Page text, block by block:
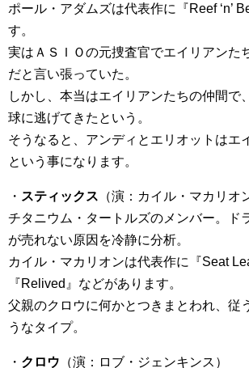
ポール・アダムズは代表作に『Reef ‘n’
す。
実はＡＳＩＯの元捜査官でエイリアンた
だと言い張っていた。
しかし、本当はエイリアンたちの仲間で
球に逃げてきたという。
そうなると、アンディとエリオットはエ
という事になります。
・ スティックス （演：カイル・マカリオ
チタニウム・タートルズのメンバー。ド
が売れない原因を冷静に分析。
カイル・マカリオンは代表作に『Seat
『Relived』などがあります。
父親のクロウに何かとつきまとわれ、従
うなタイプ。
・ クロウ （演：ロブ・ジェンキンス）